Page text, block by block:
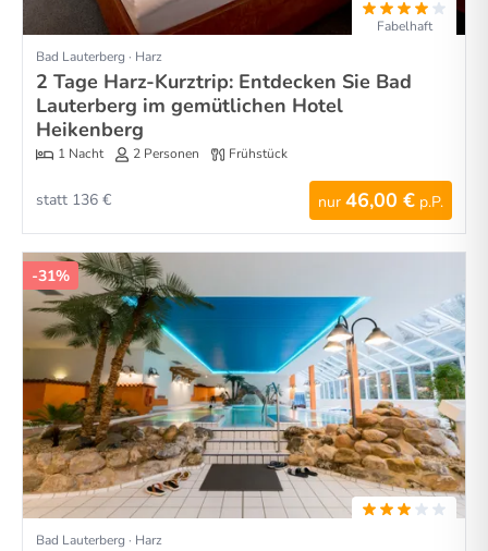
Fabelhaft
Bad Lauterberg · Harz
2 Tage Harz-Kurztrip: Entdecken Sie Bad
Lauterberg im gemütlichen Hotel
Heikenberg
1 Nacht 2 Personen Frühstück
nur 46,00 € p.P.
statt 136 €
-31%
Bad Lauterberg · Harz